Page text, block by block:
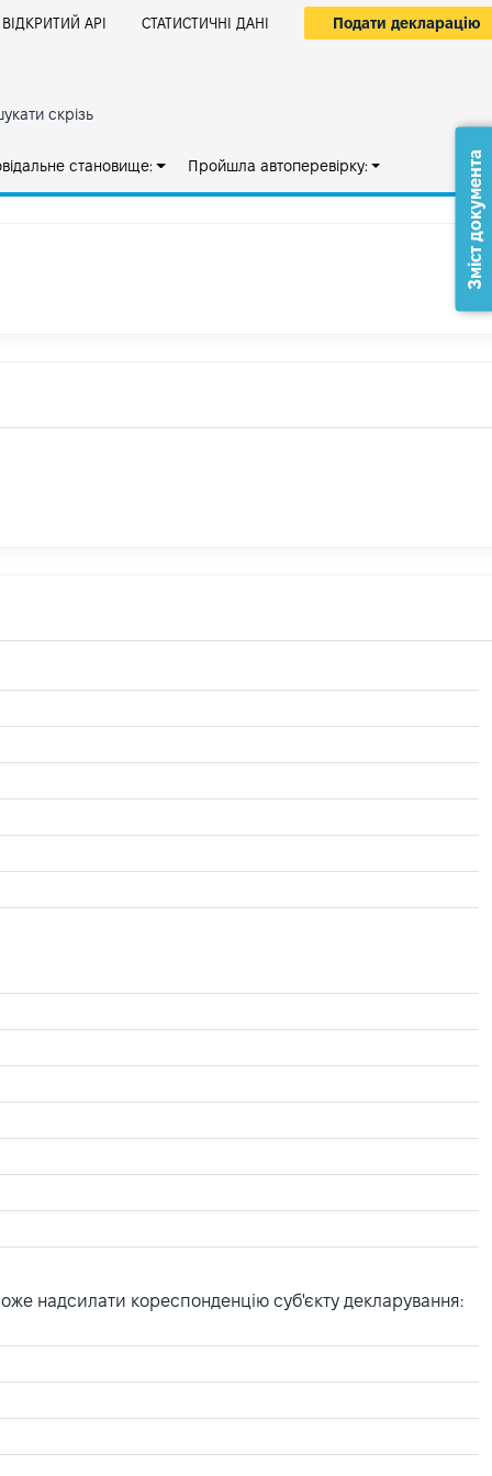
ВІДКРИТИЙ АРІ СТАТИСТИЧНІ ДАНІ Подати декларацію
скрізь
становище: Пройшла автоперевірку:
надсилати кореспонденцію суб'єкту декларування:
Зміст документа